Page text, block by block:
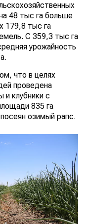
48 тыс га больше
179,8 тыс га
С 359,3 тыс га
урожайность
что в целях
проведена
и клубники с
835 га
озимый рапс.